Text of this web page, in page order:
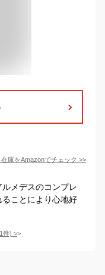
庫をAmazonでチェック >>
メデスのコンプレ
ことにより心地好
1件) >